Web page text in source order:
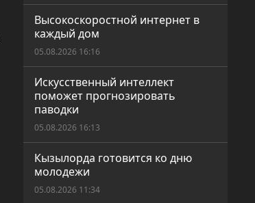
Высокоскоростной интернет в
каждый дом
05.08.2026 16:16
Искусственный интеллект
поможет прогнозировать
паводки
05.08.2026 16:13
Кызылорда готовится ко дню
молодежи
05.08.2026 11:34